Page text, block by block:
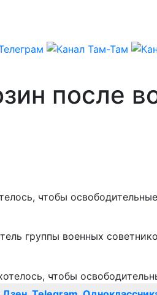
после
чтобы
группы военных